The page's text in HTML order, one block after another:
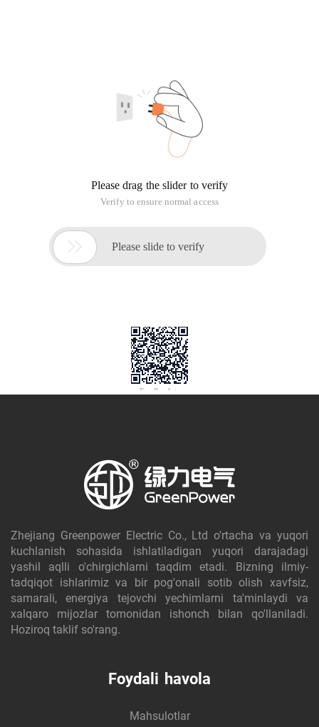
Zhejiang Greenpower Electric Co., Ltd o'rtacha va yuqori
kuchlanish sohasida ishlatiladigan yuqori darajadagi
yashil aqlli o'chirgichlarni taqdim etadi. Bizning ilmiy-
tadqiqot ishlarimiz va bir pog'onali sotib olish xavfsiz,
samarali, energiya tejovchi yechimlarni ta'minlaydi va
xalqaro mijozlar tomonidan ishonch bilan qo'llaniladi.
Hoziroq taklif so'rang.
Foydali havola
Mahsulotlar